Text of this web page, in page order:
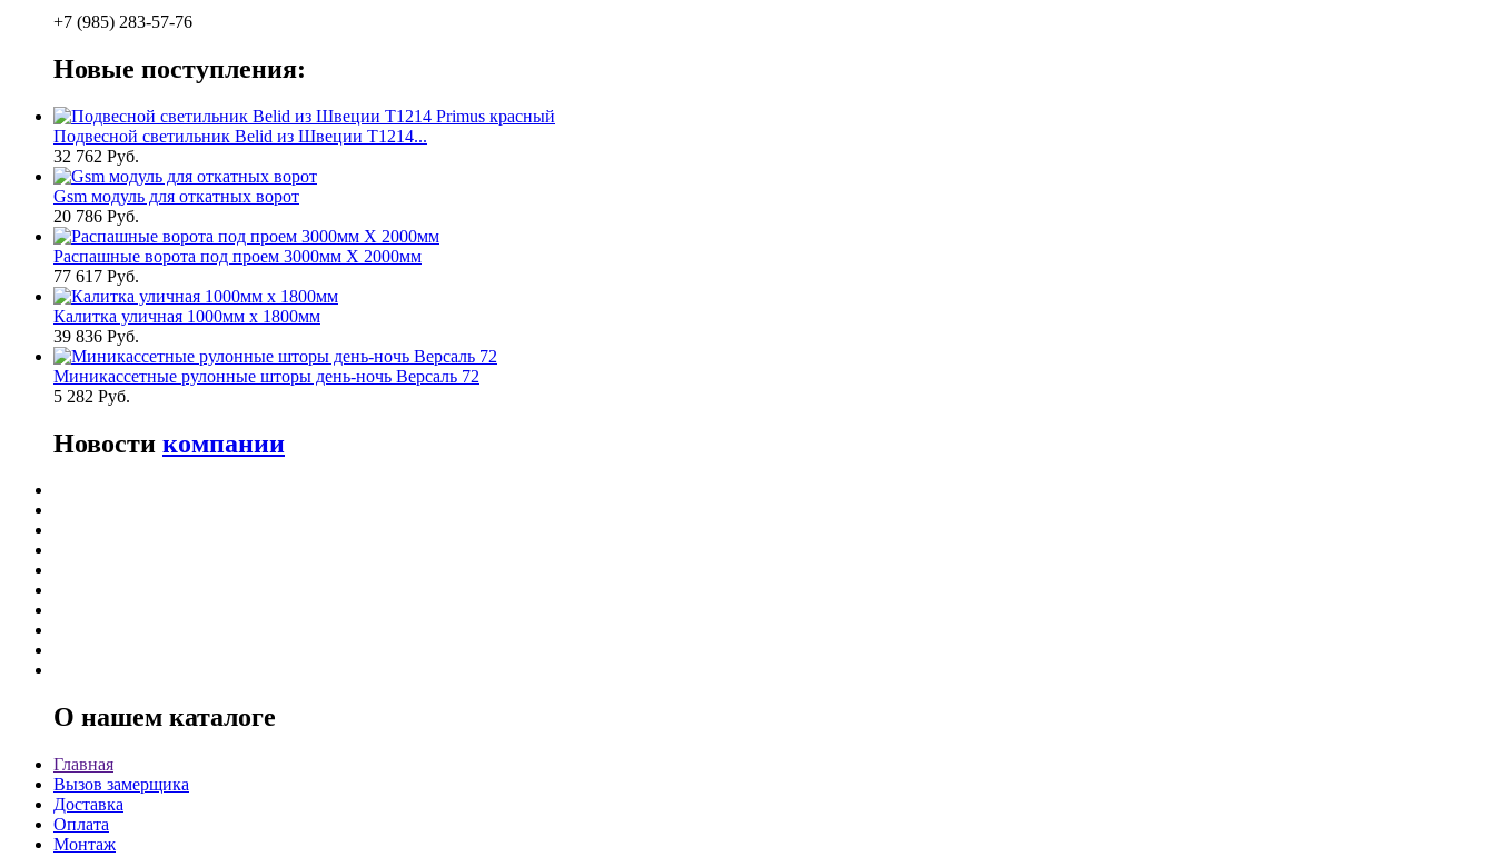
+7 (985) 283-57-76
Новые поступления:
Подвесной светильник Belid из Швеции T1214...
32 762 Руб.
Gsm модуль для откатных ворот
20 786 Руб.
Распашные ворота под проем 3000мм Х 2000мм
77 617 Руб.
Калитка уличная 1000мм х 1800мм
39 836 Руб.
Миникассетные рулонные шторы день-ночь Версаль 72
5 282 Руб.
Новости компании
О нашем каталоге
Главная
Вызов замерщика
Доставка
Оплата
Монтаж